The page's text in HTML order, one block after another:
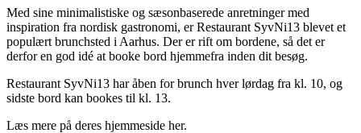
Med sine minimalistiske og sæsonbaserede anretninger med
inspiration fra nordisk gastronomi, er Restaurant SyvNi13 blevet et
populært brunchsted i Aarhus. Der er rift om bordene, så det er
derfor en god idé at booke bord hjemmefra inden dit besøg.
Restaurant SyvNi13 har åben for brunch hver lørdag fra kl. 10, og
sidste bord kan bookes til kl. 13.
Læs mere på deres hjemmeside her.